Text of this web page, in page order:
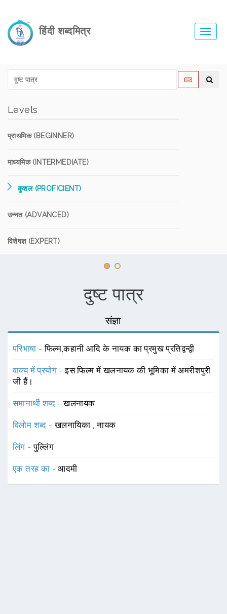
हिंदी शब्दमित्र
Levels
प्राथमिक (BEGINNER)
माध्यमिक (INTERMEDIATE)
कुशल (PROFICIENT)
उन्नत (ADVANCED)
विशेषज्ञ (EXPERT)
दुष्ट पात्र
संज्ञा
परिभाषा -फिल्म,कहानी आदि के नायक का प्रमुख प्रतिद्वन्द्वी
वाक्य में प्रयोग -इस फिल्म में खलनायक की भूमिका में अमरीशपुरी
जी हैं।
समानार्थी शब्द -खलनायक
विलोम शब्द -खलनायिका ,नायक
लिंग -पुल्लिंग
एक तरह का -आदमी